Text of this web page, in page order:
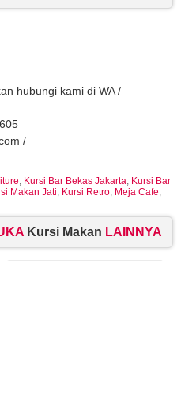
hubungi kami di WA /
/
Kursi Bar Bekas Jakarta Kursi Bar
Makan Jati Kursi Retro Meja Cafe
Kursi Makan LAINNYA